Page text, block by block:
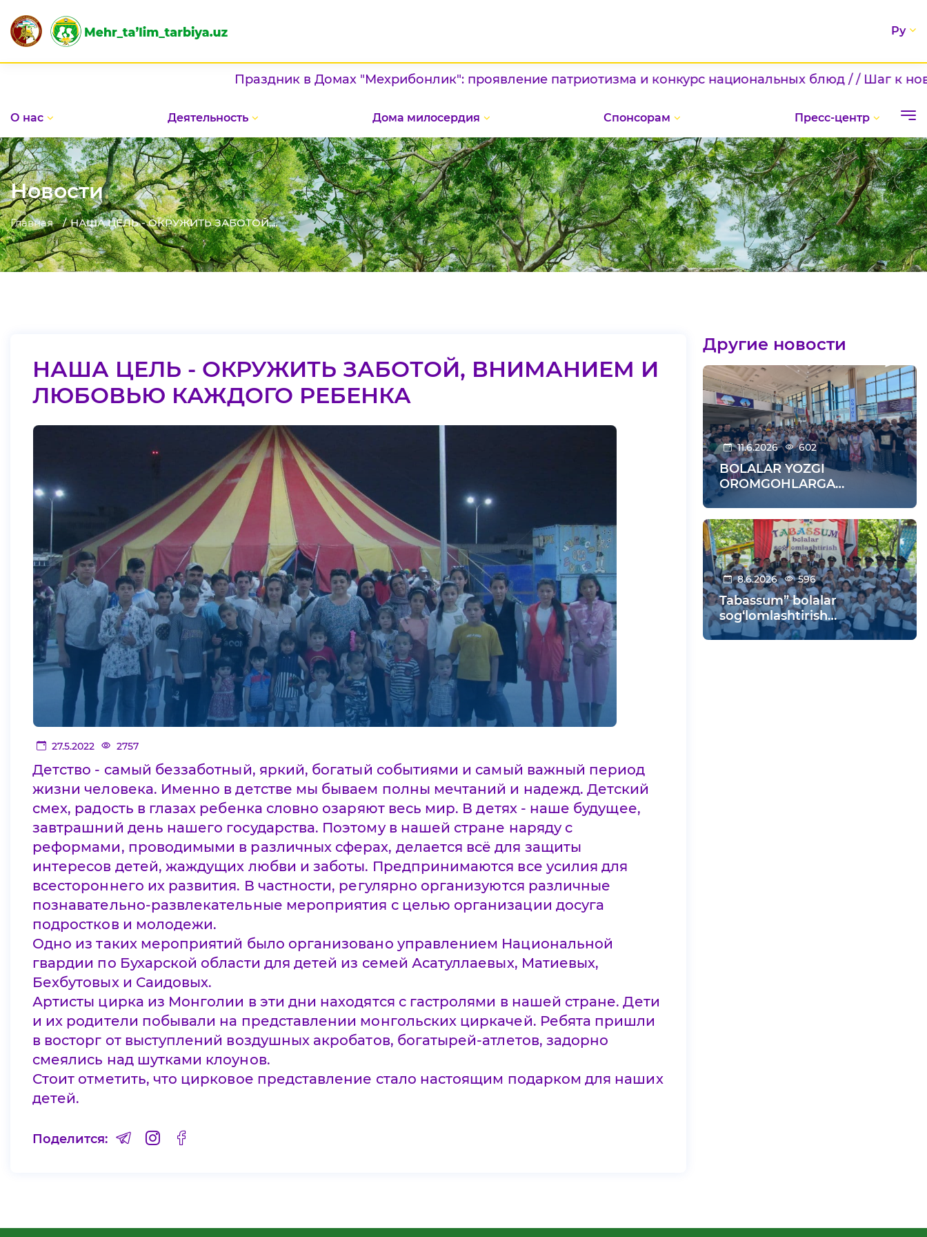
Ру
Праздник в Домах "Мехрибонлик": проявление патриотизма и конкурс национальных блюд / / Шаг к новым
О нас Деятельность Дома милосердия Спонсорам Пресс-центр
Новости
Главная НАША ЦЕЛЬ - ОКРУЖИТЬ ЗАБОТОЙ,...
НАША ЦЕЛЬ - ОКРУЖИТЬ ЗАБОТОЙ, ВНИМАНИЕМ И
ЛЮБОВЬЮ КАЖДОГО РЕБЕНКА
27.5.2022 2757
Детство - самый беззаботный, яркий, богатый событиями и самый важный период
жизни человека. Именно в детстве мы бываем полны мечтаний и надежд. Детский
смех, радость в глазах ребенка словно озаряют весь мир. В детях - наше будущее,
завтрашний день нашего государства. Поэтому в нашей стране наряду с
реформами, проводимыми в различных сферах, делается всё для защиты
интересов детей, жаждущих любви и заботы. Предпринимаются все усилия для
всестороннего их развития. В частности, регулярно организуются различные
познавательно-развлекательные мероприятия с целью организации досуга
подростков и молодежи.
Одно из таких мероприятий было организовано управлением Национальной
гвардии по Бухарской области для детей из семей Асатуллаевых, Матиевых,
Бехбутовых и Саидовых.
Артисты цирка из Монголии в эти дни находятся с гастролями в нашей стране. Дети
и их родители побывали на представлении монгольских циркачей. Ребята пришли
в восторг от выступлений воздушных акробатов, богатырей-атлетов, задорно
смеялись над шутками клоунов.
Стоит отметить, что цирковое представление стало настоящим подарком для наших
детей.
Поделится:
Другие новости
11.6.2026 602
BOLALAR YOZGI
OROMGOHLARGA
KUZATILDI
8.6.2026 596
Tabassum” bolalar
sog‘lomlashtirish
maskanida vatanparvarlik